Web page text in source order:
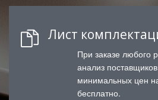
Лист
При заказе любого
анализ
минимальных цен
бесплатно.